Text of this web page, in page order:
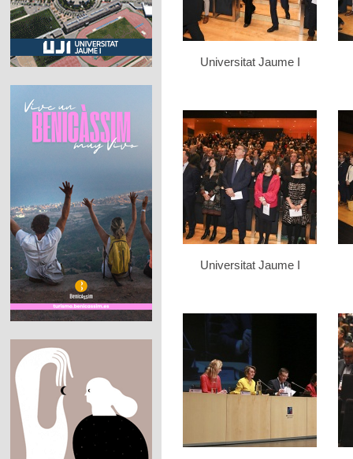
Universitat Jaume I
Universitat Jaume I